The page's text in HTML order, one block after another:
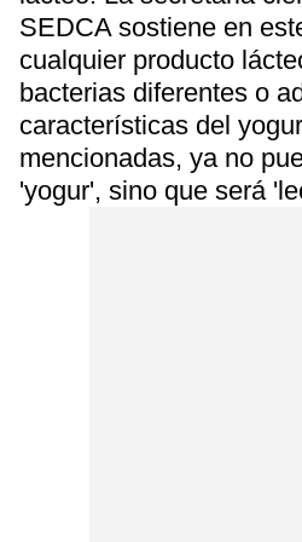
SEDCA sostiene en
cualquier producto
bacterias diferentes o
características del
mencionadas, ya no
'yogur', sino que será